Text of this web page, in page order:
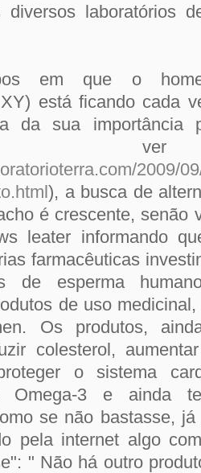
diversos laboratórios
em que o
está ficando cada
da sua importância
2009/
), a busca de
é crescente, senão
leater informando
farmacêuticas
de esperma
de uso
Os produtos,
colesterol,
o sistema
Omega-3 e ainda
se não bastasse,
pela internet algo
" Não há outro